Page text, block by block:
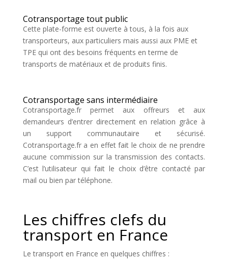
Cotransportage tout public
Cette plate-forme est ouverte à tous, à la fois aux
transporteurs, aux particuliers mais aussi aux PME et
TPE qui ont des besoins fréquents en terme de
transports de matériaux et de produits finis.
Cotransportage sans intermédiaire
Cotransportage.fr permet aux offreurs et aux
demandeurs d’entrer directement en relation grâce à
un support communautaire et sécurisé.
Cotransportage.fr a en effet fait le choix de ne prendre
aucune commission sur la transmission des contacts.
C’est l’utilisateur qui fait le choix d’être contacté par
mail ou bien par téléphone.
Les chiffres clefs du
transport en France
Le transport en France en quelques chiffres :